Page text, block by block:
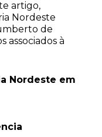
artigo,
Nordeste
de
associados à
Nordeste em